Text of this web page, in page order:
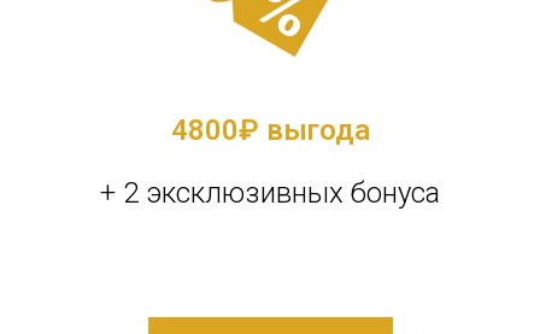
4800₽ выгода
+ 2 эксклюзивных бонуса